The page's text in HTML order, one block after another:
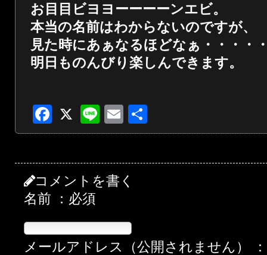
お目目ビヨヨーーーーンエビ。
本当の名前はわからないのですが、
見た時にあぁなるほどなぁ・・・・
明日ものんびり楽しんできます。
Facebook
X LineEmail
有
コメントを書く
名前 ：必須
メールアドレス（公開されません）